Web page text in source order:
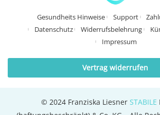
Gesundheits Hinweise Support
Datenschutz
Widerrufsbelehrung
Impressum
Vertrag widerrufen
© 2024 Franziska Liesner STABILE